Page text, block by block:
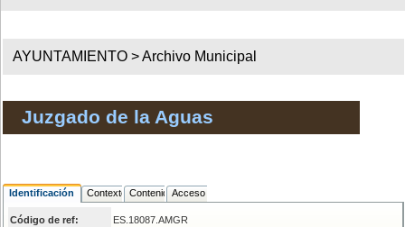
AYUNTAMIENTO >Archivo Municipal
Juzgado de la Aguas
Identificación Contexto ContenidoAcceso
Código de ref: ES.18087.AMGR